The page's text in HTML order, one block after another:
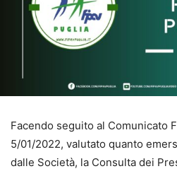
Facendo seguito al Comunicato
5/01/2022, valutato quanto
dalle Società, la Consulta dei